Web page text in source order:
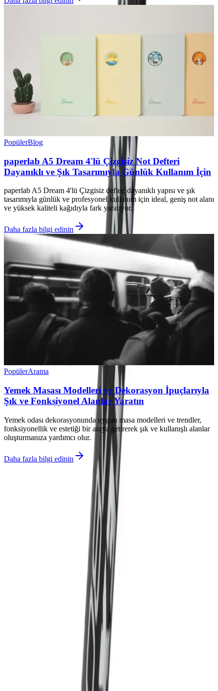
PopülerBlog
paperlab A5 Dream 4'lü Çizgisiz Not Defteri
Dayanıklı ve Şık Tasarımıyla Günlük Kullanım İçin
paperlab A5 Dream 4'lü Çizgisiz defter, dayanıklı yapısı ve şık
tasarımıyla günlük ve profesyonel kullanım için ideal, geniş not alanı
ve yüksek kaliteli kağıdıyla fark yaratıyor.
Daha fazla bilgi edinin
PopülerArama
Yemek Masası Modelleri ve Dekorasyon İpuçlarıyla
Şık ve Fonksiyonel Alanlar Yaratın
Yemek odası dekorasyonunda uygun masa modelleri ve trendler,
fonksiyonellik ve estetiği bir araya getirerek şık ve kullanışlı alanlar
oluşturmanıza yardımcı olur.
Daha fazla bilgi edinin
DepoMega ve Genel Markalar Siyah Emsa Pürmüz
Setleri Karşılaştırması ve Kullanım Alanları
İki popüler pürmüz setini karşılaştırıyoruz: DepoMega 1300 derece